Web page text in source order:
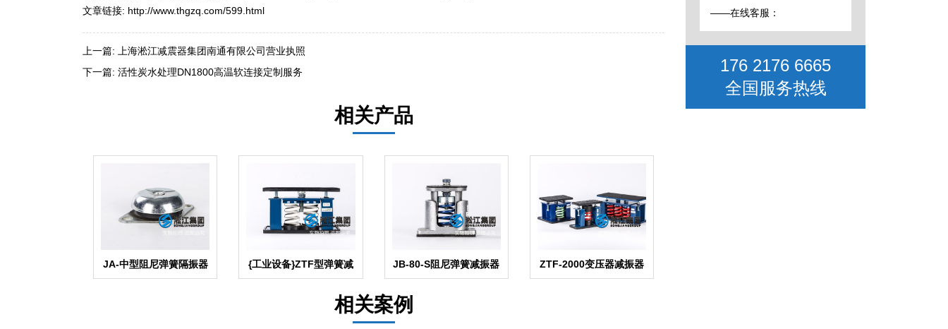
文章链接: http://www.thgzq.com/599.html
上一篇:
上海淞江减震器集团南通有限公司营业执照
下一篇: 活性炭水处理DN1800高温软连接定制服务
相关产品
JA-中型阻尼弹簧隔振器
{工业设备}ZTF型弹簧减
震器图集
JB-80-S阻尼弹簧减振器
【空调外机】
ZTF-2000变压器减振器
【内燃水泵】
相关案例
——在线客服：
176 2176 6665
全国服务热线